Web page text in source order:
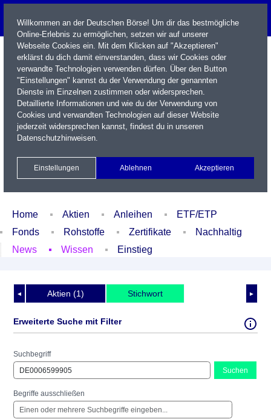
Name / WKN / ISIN / Kürzel
Xetra Realtime
Watchlist Portfolio Login
Home Aktien Anleihen
ETF/ETP
Fonds
Rohstoffe Zertifikate
Nachhaltig
News
Wissen Einstieg
◄ ►
Aktien (1) Stichwort
Erweiterte Suche mit Filter
Suchbegriff
Suchen
Begriffe ausschließen
Willkommen an der Deutschen Börse! Um dir das bestmögliche
Online-Erlebnis zu ermöglichen, setzen wir auf unserer
Webseite Cookies ein. Mit dem Klicken auf "Akzeptieren"
erklärst du dich damit einverstanden, dass wir Cookies oder
verwandte Technologien verwenden dürfen. Über den Button
"Einstellungen" kannst du der Verwendung der genannten
Dienste im Einzelnen zustimmen oder widersprechen.
Detaillierte Informationen und wie du der Verwendung von
Cookies und verwandten Technologien auf dieser Website
jederzeit widersprechen kannst, findest du in unseren
Datenschutzhinweisen.
Einstellungen Ablehnen Akzeptieren